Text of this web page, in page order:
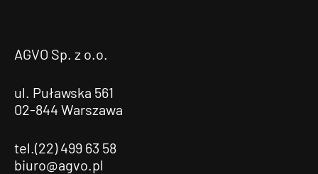
AGVO Sp. z o.o.
ul. Puławska 561
02-844 Warszawa
tel.(22) 499 63 58
biuro@agvo.pl